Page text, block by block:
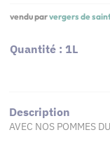
vendu parvergers de
Quantité : 1L
Description
AVEC NOS POMMES